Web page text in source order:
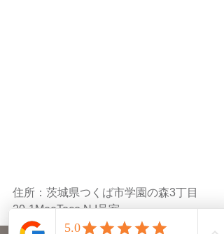
住所：茨城県つくば市学園の森3丁目
20-1MeeToco N I号室
アクセス：つくばエクスプレス研究学